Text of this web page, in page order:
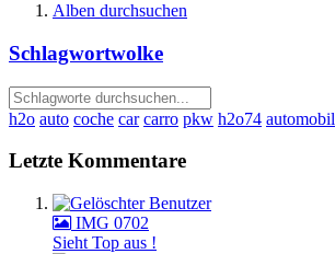
Alben durchsuchen
Schlagwortwolke
h2o auto coche car carro pkw h2o74 automobil
Letzte Kommentare
IMG 0702
Sieht Top aus !